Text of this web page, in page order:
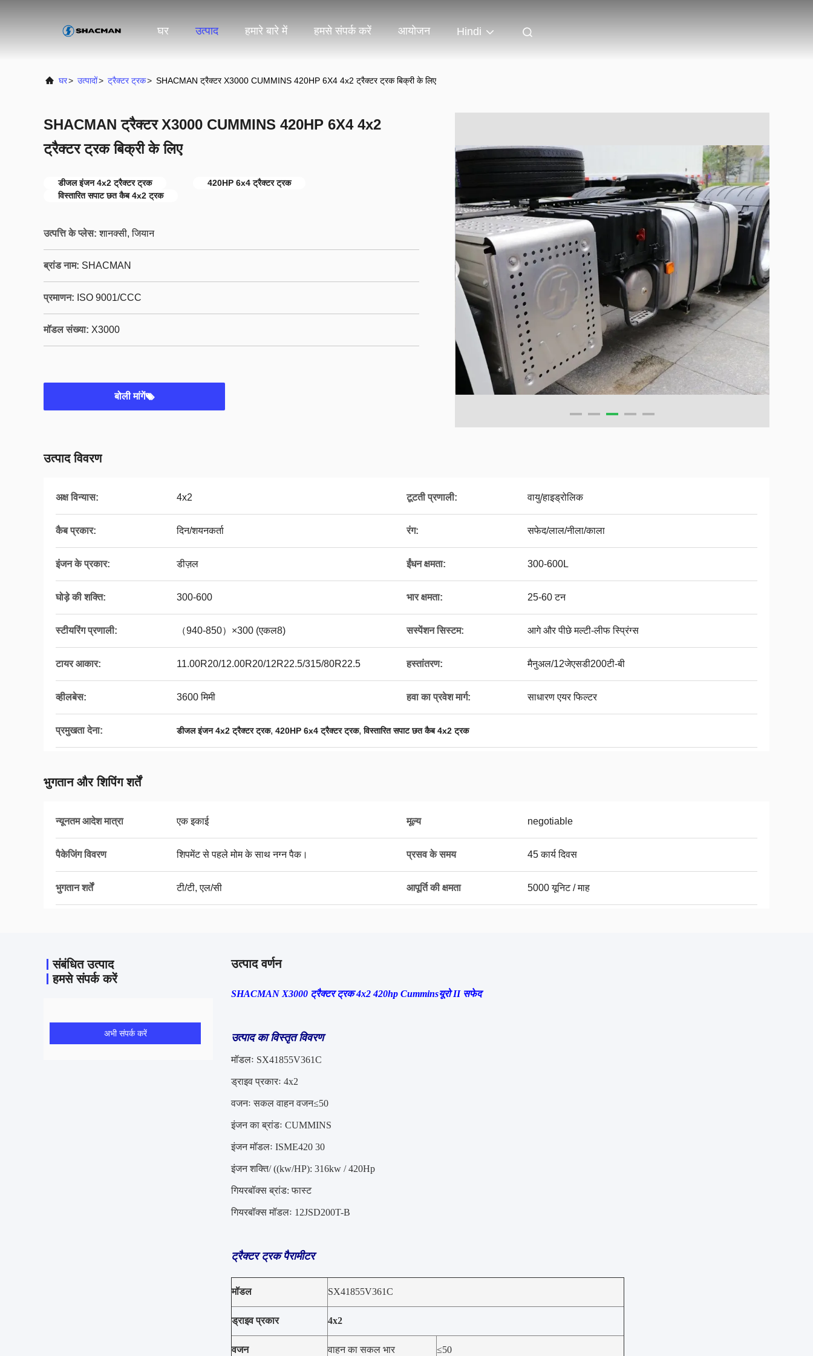
घर उत्पाद हमारे बारे में हमसे संपर्क करें आयोजन Hindi
घर> उत्पादों> ट्रैक्टर ट्रक> SHACMAN ट्रैक्टर X3000 CUMMINS 420HP 6X4 4x2 ट्रैक्टर ट्रक बिक्री के लिए
SHACMAN ट्रैक्टर X3000 CUMMINS 420HP 6X4 4x2
ट्रैक्टर ट्रक बिक्री के लिए
डीजल इंजन 4x2 ट्रैक्टर ट्रक
420HP 6x4 ट्रैक्टर ट्रक
विस्तारित सपाट छत कैब 4x2 ट्रक
उत्पत्ति के प्लेस: शानक्सी, जियान
ब्रांड नाम: SHACMAN
प्रमाणन: ISO 9001/CCC
मॉडल संख्या: X3000
बोली मांगें
उत्पाद विवरण
अक्ष विन्यास: 4x2 टूटती प्रणाली: वायु/हाइड्रोलिक
कैब प्रकार: दिन/शयनकर्ता रंग: सफेद/लाल/नीला/काला
इंजन के प्रकार: डीज़ल ईंधन क्षमता: 300-600L
घोड़े की शक्ति: 300-600 भार क्षमता: 25-60 टन
स्टीयरिंग प्रणाली: （940-850）×300 (एकल8) सस्पेंशन सिस्टम: आगे और पीछे मल्टी-लीफ स्प्रिंग्स
टायर आकार: 11.00R20/12.00R20/12R22.5/315/80R22.5 हस्तांतरण: मैनुअल/12जेएसडी200टी-बी
व्हीलबेस: 3600 मिमी हवा का प्रवेश मार्ग: साधारण एयर फिल्टर
प्रमुखता देना: डीजल इंजन 4x2 ट्रैक्टर ट्रक, 420HP 6x4 ट्रैक्टर ट्रक,विस्तारित सपाट छत कैब 4x2 ट्रक
भुगतान और शिपिंग शर्तें
न्यूनतम आदेश मात्रा एक इकाई मूल्य negotiable
पैकेजिंग विवरण शिपमेंट से पहले मोम के साथ नग्न पैक। प्रसव के समय 45 कार्य दिवस
भुगतान शर्तें टी/टी, एल/सी आपूर्ति की क्षमता 5000 यूनिट / माह
संबंधित उत्पाद
हमसे संपर्क करें
अभी संपर्क करें
उत्पाद वर्णन
SHACMAN X3000 ट्रैक्टर ट्रक 4x2 420hp Cumminsयूरो II सफेद
उत्पाद का विस्तृत विवरण
मॉडलः SX41855V361C
ड्राइव प्रकारः 4x2
वजनः सकल वाहन वजन≤50
इंजन का ब्रांडः CUMMINS
इंजन मॉडलः ISME420 30
इंजन शक्ति/ ((kw/HP): 316kw / 420Hp
गियरबॉक्स ब्रांड: फास्ट
गियरबॉक्स मॉडलः 12JSD200T-B
ट्रैक्टर ट्रक पैरामीटर
मॉडल SX41855V361C
ड्राइव प्रकार 4x2
वजन वाहन का सकल भार ≤50